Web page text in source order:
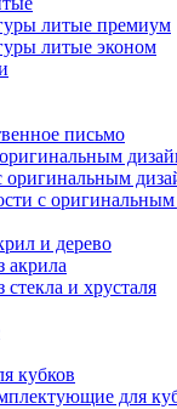
литые премиум
литые эконом
письмо
с
и дерево
акрила
и хрусталя
кубков
для